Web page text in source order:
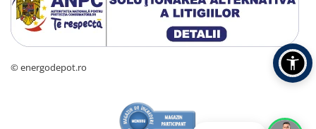
© energodepot.ro